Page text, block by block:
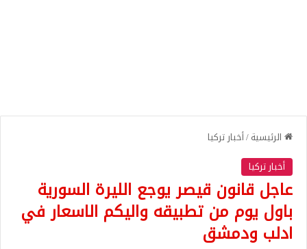
الرئيسية/أخبار تركيا
أخبار تركيا
عاجل قانون قيصر يوجع الليرة السورية
باول يوم من تطبيقه واليكم الاسعار في
ادلب ودمشق